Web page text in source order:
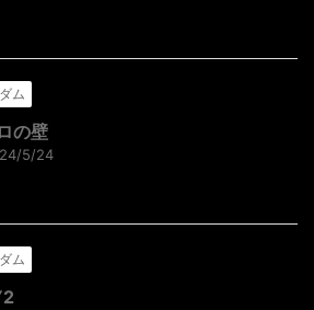
ム
の壁
5/24
ム